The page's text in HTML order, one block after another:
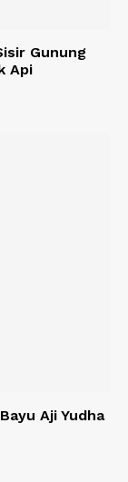
Gunung
Api
Aji Yudha